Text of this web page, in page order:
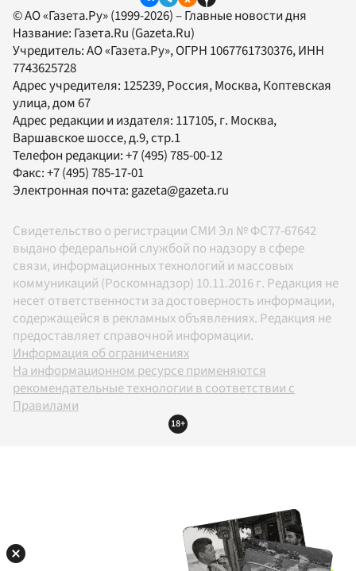
© АО «Газета.Ру» (1999-2026) – Главные новости дня
Название: Газета.Ru (Gazeta.Ru)
Учредитель:АО «Газета.Ру», ОГРН 1067761730376, ИНН
7743625728
Адрес учредителя: 125239, Россия, Москва, Коптевская
улица, дом 67
Адрес редакции и издателя: 117105, г. Москва,
Варшавское шоссе, д.9, стр.1
Телефон редакции:+7 (495) 785-00-12
Факс:+7 (495) 785-17-01
Электронная почта:gazeta@gazeta.ru
Свидетельство о регистрации СМИ Эл № ФС77-67642
выдано федеральной службой по надзору в сфере
связи, информационных технологий и массовых
коммуникаций (Роскомнадзор) 10.11.2016 г. Редакция не
несет ответственности за достоверность информации,
содержащейся в рекламных объявлениях. Редакция не
предоставляет справочной информации.
Информация об ограничениях
На информационном ресурсе применяются
рекомендательные технологии в соответствии с
Правилами
18+